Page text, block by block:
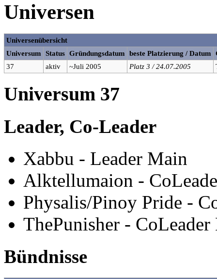
Universen
Universenübersicht
Universum Status Gründungsdatum beste Platzierung / Datum
37
aktiv ~Juli 2005 Platz 3 / 24.07.2005
Universum 37
Leader, Co-Leader
Xabbu - Leader Main
Alktellumaion -
Physalis/Pinoy Pride -
ThePunisher -
Bündnisse